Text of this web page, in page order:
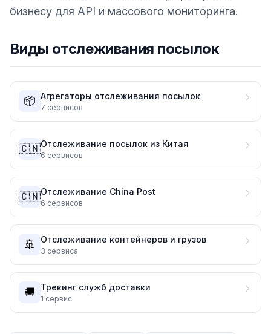
бизнесу для API и массового мониторинга.
Виды отслеживания посылок
📦 Агрегаторы отслеживания посылок
7 сервисов
🇨🇳Отслеживание посылок из Китая
6 сервисов
🇨🇳Отслеживание China Post
6 сервисов
🚢 Отслеживание контейнеров и грузов
3 сервиса
🚚 Трекинг служб доставки
1 сервис